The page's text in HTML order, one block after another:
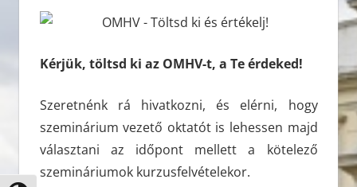
Kérjük, töltsd ki az OMHV-t, a Te érdeked!
Szeretnénk rá hivatkozni, és elérni, hogy
szeminárium vezető oktatót is lehessen majd
választani az időpont mellett a kötelező
szemináriumok kurzusfelvételekor.